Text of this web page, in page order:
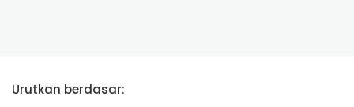
Urutkan berdasar: